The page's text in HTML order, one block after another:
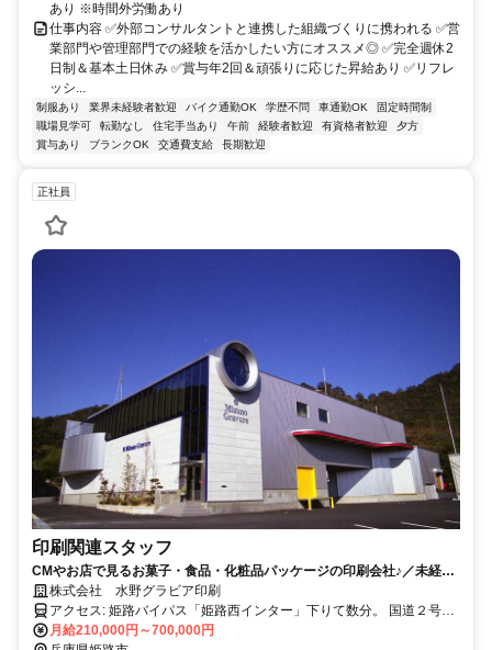
あり ※時間外労働あり
仕事内容 ✅外部コンサルタントと連携した組織づくりに携われる ✅営
業部門や管理部門での経験を活かしたい方にオススメ◎ ✅完全週休2
日制＆基本土日休み ✅賞与年2回＆頑張りに応じた昇給あり ✅リフレ
ッシ...
制服あり 業界未経験者歓迎 バイク通勤OK 学歴不問 車通勤OK
固定時間制
職場見学可
転勤なし 住宅手当あり 午前 経験者歓迎 有資格者歓迎
夕方
賞与あり
ブランクOK 交通費支給 長期歓迎
正社員
印刷関連スタッフ
CMやお店で見るお菓子・食品・化粧品パッケージの印刷会社♪／未経験
者歓迎／20代も活躍中／創業50年
株式会社 水野グラビア印刷
アクセス: 姫路バイパス「姫路西インター」下りて数分。 国道２号線
方面からは、「夢前橋西詰」信号を南下する。 英賀保・広畑方面か
月給210,000円～700,000円